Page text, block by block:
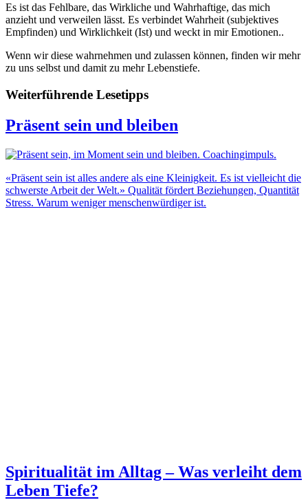
Es ist das Fehlbare, das Wirkliche und Wahrhaftige, das mich
anzieht und verweilen lässt. Es verbindet Wahrheit (subjektives
Empfinden) und Wirklichkeit (Ist) und weckt in mir Emotionen..
Wenn wir diese wahrnehmen und zulassen können, finden wir mehr
zu uns selbst und damit zu mehr Lebenstiefe.
Weiterführende Lesetipps
Präsent sein und bleiben
«Präsent sein ist alles andere als eine Kleinigkeit. Es ist vielleicht die
schwerste Arbeit der Welt.» Qualität fördert Beziehungen, Quantität
Stress. Warum weniger menschenwürdiger ist.
Spiritualität im Alltag – Was verleiht dem
Leben Tiefe?